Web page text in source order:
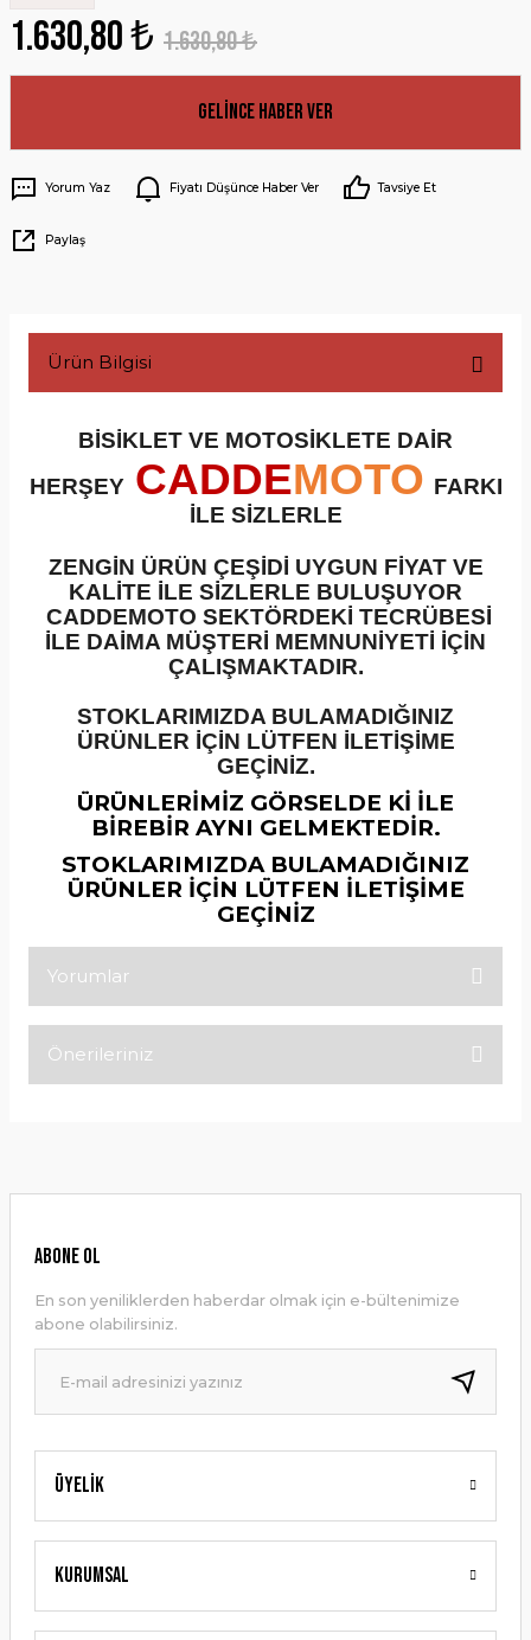
1.630,80 ₺ 1.630,80 ₺
Gelince Haber Ver
Yorum Yaz Fiyatı Düşünce Haber Ver Tavsiye Et
Paylaş
Ürün Bilgisi
BİSİKLET VE MOTOSİKLETE DAİR
HERŞEY CADDEMOTO FARKI
İLE SİZLERLE
ZENGİN ÜRÜN ÇEŞİDİ UYGUN FİYAT VE
KALİTE İLE SİZLERLE BULUŞUYOR
CADDEMOTO SEKTÖRDEKİ TECRÜBESİ
İLE DAİMA MÜŞTERİ MEMNUNİYETİ İÇİN
ÇALIŞMAKTADIR.
STOKLARIMIZDA BULAMADIĞINIZ
ÜRÜNLER İÇİN LÜTFEN İLETİŞİME
GEÇİNİZ.
ÜRÜNLERİMİZ GÖRSELDE Kİ İLE
BİREBİR AYNI GELMEKTEDİR.
STOKLARIMIZDA BULAMADIĞINIZ
ÜRÜNLER İÇİN LÜTFEN İLETİŞİME
GEÇİNİZ
Yorumlar
Önerileriniz
Ürün resmi kalitesiz, bozuk veya görüntülenemiyor.
Ürün bilgilerinde hatalar bulunuyor.
Ürün fiyatı diğer sitelerden daha pahalı.
Bu ürüne benzer farklı alternatifler olmalı.
Gönder
Üyelik
Kurumsal
ABONE OL
En son yeniliklerden haberdar olmak için e-bültenimize
abone olabilirsiniz.